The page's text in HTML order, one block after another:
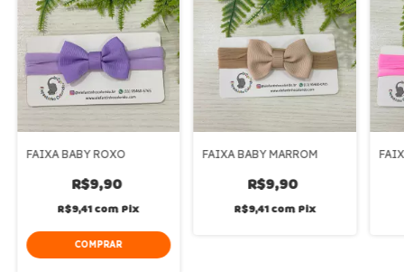
FAIXA BABY ROXO
R$9,90
R$9,41comPix
FAIXA BABY MARROM
R$9,90
R$9,41com Pix